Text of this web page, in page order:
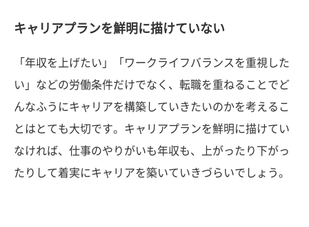
キャリアプランを鮮明に描けていない
「年収を上げたい」「ワークライフバランスを重視した
い」などの労働条件だけでなく、転職を重ねることでど
んなふうにキャリアを構築していきたいのかを考えるこ
とはとても大切です。キャリアプランを鮮明に描けてい
なければ、仕事のやりがいも年収も、上がったり下がっ
たりして着実にキャリアを築いていきづらいでしょう。